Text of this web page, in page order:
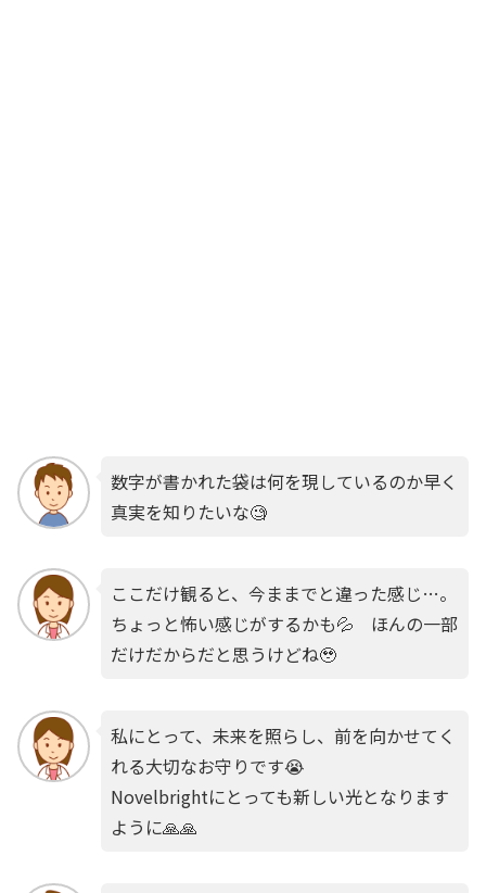
数字が書かれた袋は何を現しているのか早く
真実を知りたいな🧐
ここだけ観ると、今ままでと違った感じ…。
ちょっと怖い感じがするかも💦 ほんの一部
だけだからだと思うけどね🥹
私にとって、未来を照らし、前を向かせてく
れる大切なお守りです😭
Novelbrightにとっても新しい光となります
ように🙏🙏